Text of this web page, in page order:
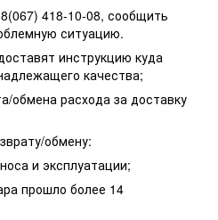
418-10-08, сообщить
ситуацию.
инструкцию куда
качества;
обмена расхода за доставку
обмену:
и эксплуатации;
прошло более 14